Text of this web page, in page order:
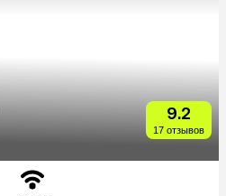
9.2
17 отзывов